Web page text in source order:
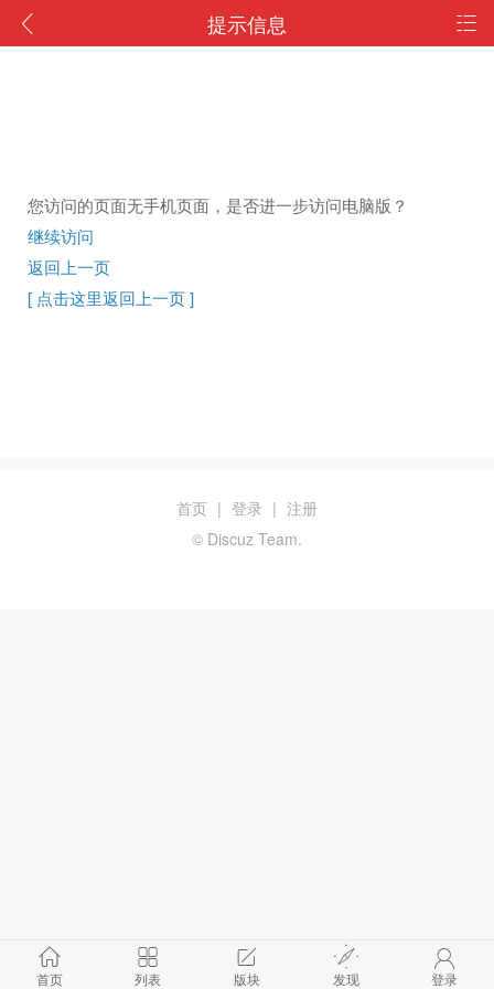
提示信息
您访问的页面无手机页面，是否进一步访问电脑版？
继续访问
返回上一页
[ 点击这里返回上一页 ]
首页 列表 版块 发现 登录
首页 | 登录 | 注册
© Discuz Team.